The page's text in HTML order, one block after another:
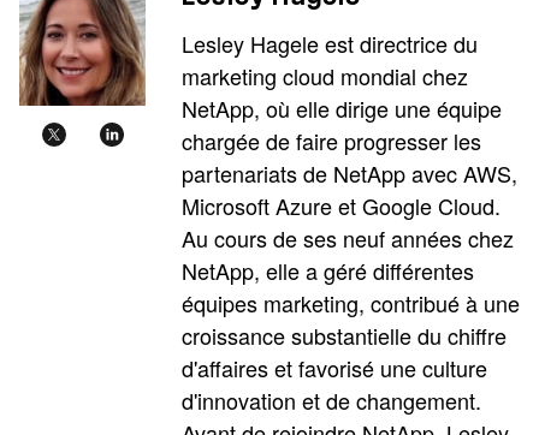
Lesley Hagele est directrice du
marketing cloud mondial chez
NetApp, où elle dirige une équipe
chargée de faire progresser les
partenariats de NetApp avec AWS,
Microsoft Azure et Google Cloud.
Au cours de ses neuf années chez
NetApp, elle a géré différentes
équipes marketing, contribué à une
croissance substantielle du chiffre
d'affaires et favorisé une culture
d'innovation et de changement.